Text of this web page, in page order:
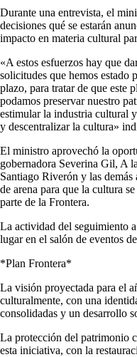
Durante una entrevista, el
decisiones qué se estarán
impacto en materia cultural
«A estos esfuerzos hay que
solicitudes que hemos
plazo, para tratar de que este
podamos preservar nuestro
estimular la industria cultural
y descentralizar la cultura»
El ministro aprovechó la
gobernadora Severina Gil, A
Santiago Riverón y las
de arena para que la cultura
parte de la Frontera.
La actividad del seguimiento
lugar en el salón de eventos
*Plan Frontera*
La visión proyectada para el
culturalmente, con una
consolidadas y un desarrollo
La protección del patrimonio
esta iniciativa, con la